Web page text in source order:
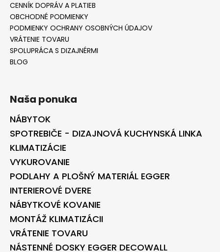
CENNÍK DOPRÁV A PLATIEB
OBCHODNÉ PODMIENKY
PODMIENKY OCHRANY OSOBNÝCH ÚDAJOV
VRÁTENIE TOVARU
SPOLUPRÁCA S DIZAJNÉRMI
BLOG
Naša ponuka
NÁBYTOK
SPOTREBIČE - DIZAJNOVÁ KUCHYNSKÁ LINKA
KLIMATIZÁCIE
VYKUROVANIE
PODLAHY A PLOŠNÝ MATERIÁL EGGER
INTERIEROVÉ DVERE
NÁBYTKOVÉ KOVANIE
MONTÁŽ KLIMATIZÁCII
VRÁTENIE TOVARU
NÁSTENNÉ DOSKY EGGER DECOWALL